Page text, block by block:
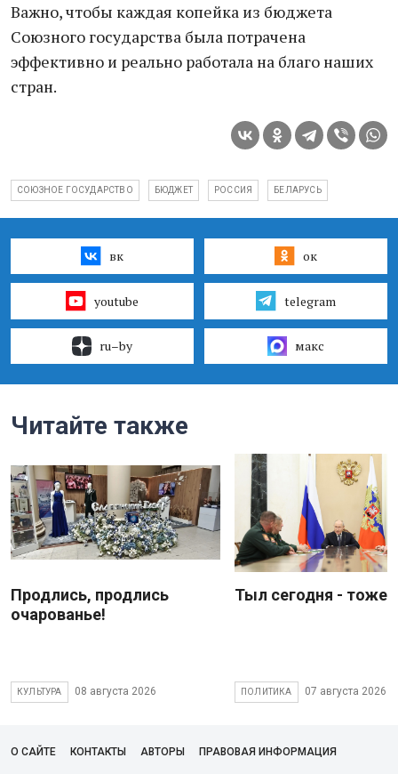
Важно, чтобы каждая копейка из бюджета
Союзного государства была потрачена
эффективно и реально работала на благо наших
стран.
СОЮЗНОЕ ГОСУДАРСТВО БЮДЖЕТ РОССИЯ БЕЛАРУСЬ
вк ок
youtube telegram
ru–by макс
Читайте также
Продлись, продлись
очарованье!
КУЛЬТУРА 08 августа 2026
Тыл сегодня - тоже
ПОЛИТИКА 07 августа 2026
О САЙТЕ КОНТАКТЫ АВТОРЫ ПРАВОВАЯ ИНФОРМАЦИЯ